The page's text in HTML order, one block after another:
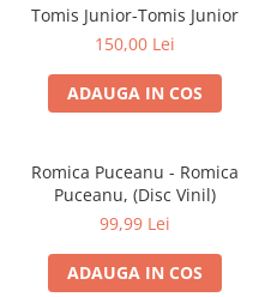
Viniluri Românești
Colecția Electrecord
Tomis Junior-Tomis Junior
150,00 Lei
ADAUGA IN COS
Romica Puceanu - Romica
Puceanu, (Disc Vinil)
99,99 Lei
ADAUGA IN COS